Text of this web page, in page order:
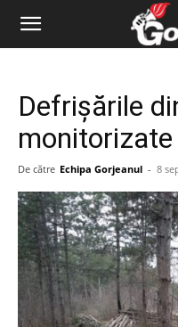
Defrişările
De către Echipa Gorjeanul - 8